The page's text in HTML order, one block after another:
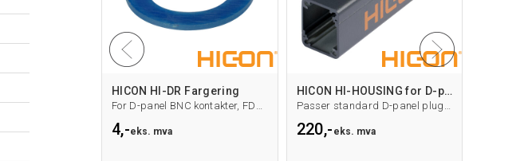
HICON HI-DR Fargering
4,-eks. mva
HICON HI-HOUSING for D-panel kontakter
220,- eks. mva